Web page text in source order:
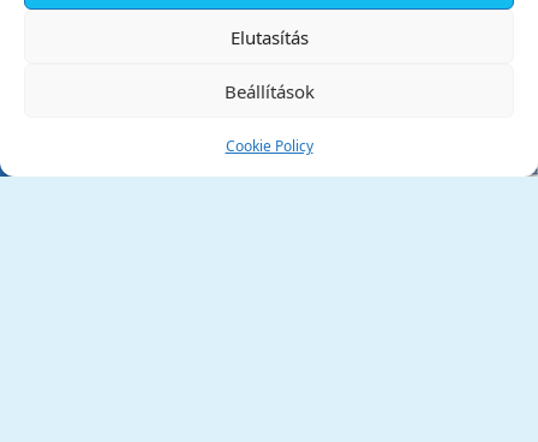
Elutasítás
Beállítások
Cookie Policy
Tata Város Önkormányzata
✕